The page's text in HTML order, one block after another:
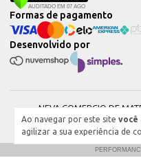
Ao navegar por este site você
agilizar a sua experiência de
Desenvolvido por
Formas de pagamento
NEVA COMERCIO DE
51604544000101 ©